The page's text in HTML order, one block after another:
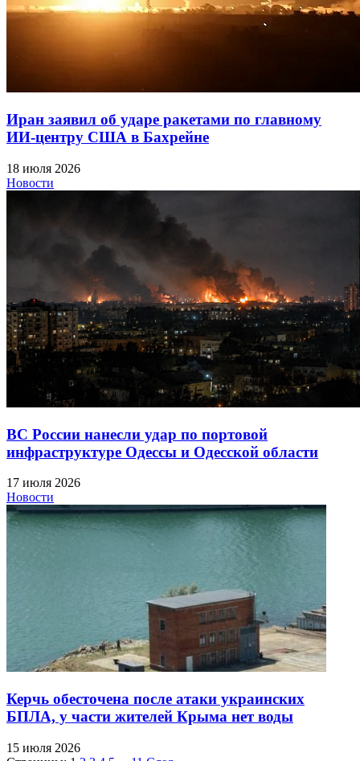
Иран заявил об ударе ракетами по главному
ИИ-центру США в Бахрейне
18 июля 2026
Новости
ВС России нанесли удар по портовой
инфраструктуре Одессы и Одесской области
17 июля 2026
Новости
Керчь обесточена после атаки украинских
БПЛА, у части жителей Крыма нет воды
15 июля 2026